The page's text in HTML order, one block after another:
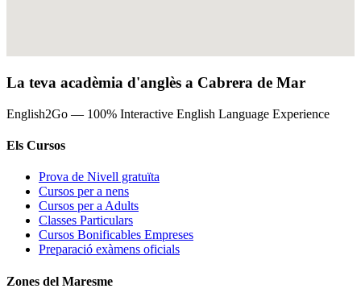
La teva acadèmia d'anglès a Cabrera de Mar
English2Go — 100% Interactive English Language Experience
Els Cursos
Prova de Nivell gratuïta
Cursos per a nens
Cursos per a Adults
Classes Particulars
Cursos Bonificables Empreses
Preparació exàmens oficials
Zones del Maresme